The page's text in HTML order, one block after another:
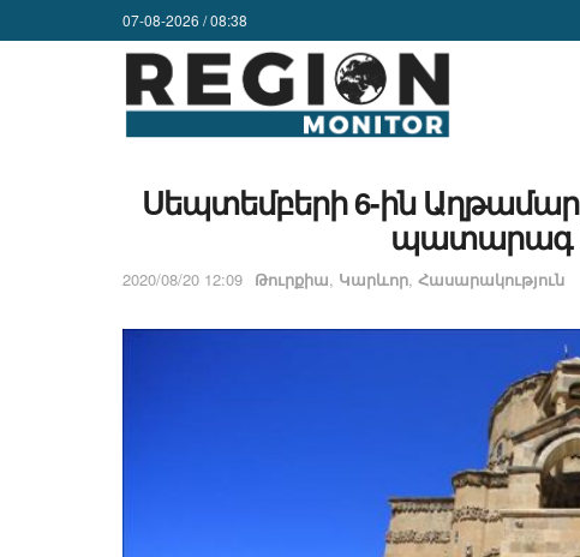
07-08-2026 / 08:38
Սեպտեմբերի 6-ին Աղթամար
պատարագ
2020/08/20 12:09 Թուրքիա, Կարևոր, Հասարակություն